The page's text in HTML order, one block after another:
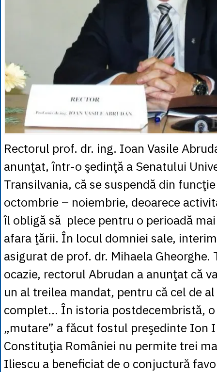
Rectorul prof. dr. ing. Ioan Vasile
anunţat, într-o şedinţă a Senatului
Transilvania, că se suspendă din
octombrie – noiembrie, deoarece
îl obligă să plece pentru o perioadă
afara ţării. În locul domniei sale,
asigurat de prof. dr. Mihaela Gheorghe.
ocazie, rectorul Abrudan a anunţat că
un al treilea mandat, pentru că cel de
complet… În istoria postdecembristă, o
„mutare” a făcut fostul preşedinte Ion
Constituţia României nu permite trei
Iliescu a beneficiat de o conjuctură